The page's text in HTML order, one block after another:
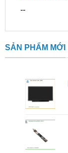
--
SẢN PHẨM MỚI